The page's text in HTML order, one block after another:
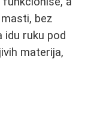
bez
idu ruku pod
materija,